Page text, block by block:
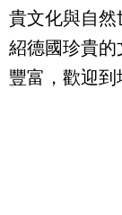
貴文化與自
紹德國珍貴
豐富，歡迎到